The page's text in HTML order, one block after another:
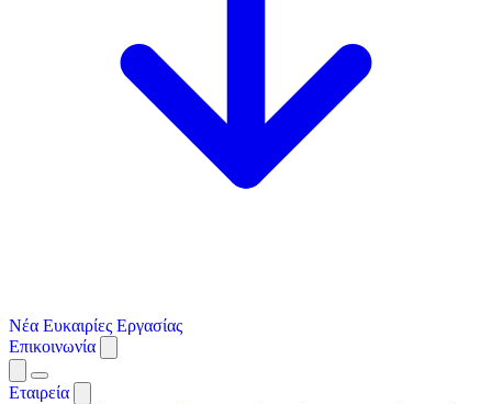
Νέα Ευκαιρίες Εργασίας
Επικοινωνία
Εταιρεία